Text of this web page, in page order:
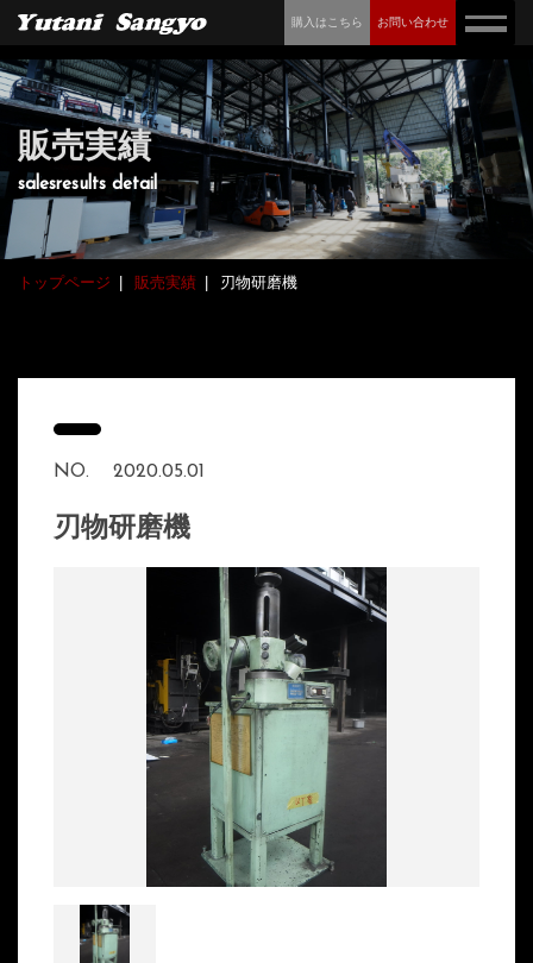
購入はこちら お問い合わせ
販売実績
salesresults detail
トップページ 販売実績 刃物研磨機
NO. 2020.05.01
刃物研磨機